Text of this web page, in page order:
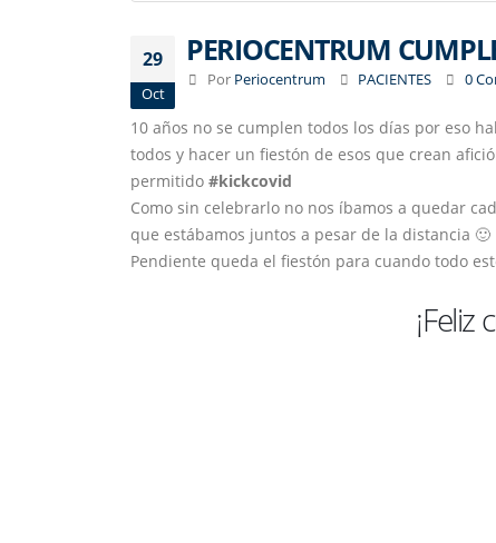
29
Oct
PERIOCENTRUM
Por Periocentrum PACIENTES 0
10 años no se cumplen todos los días por eso
todos y hacer un fiestón de esos que crean
permitido #kickcovid
Como sin celebrarlo no nos íbamos a quedar
que estábamos juntos a pesar de la distancia 🙂
Pendiente queda el fiestón para cuando todo